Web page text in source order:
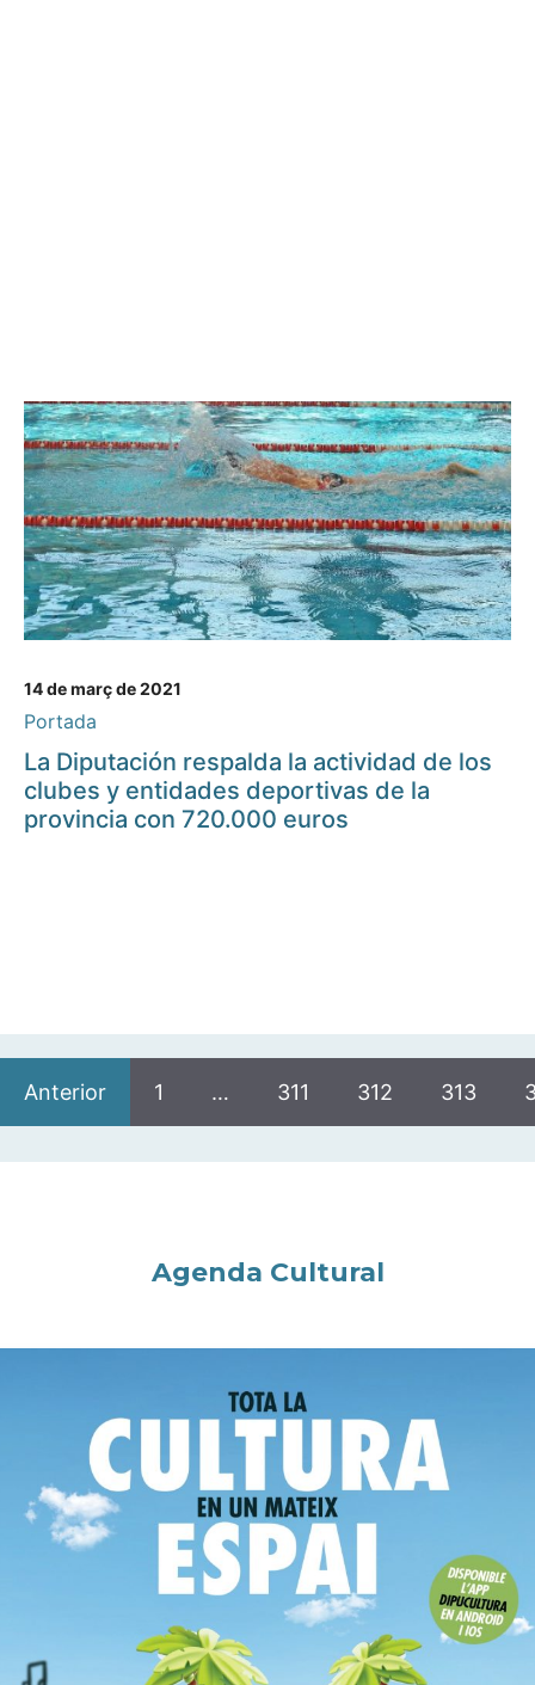
14 de març de 2021
Portada
La Diputación respalda la actividad de los
clubes y entidades deportivas de la
provincia con 720.000 euros
Anterior 1 … 311 312 313
Agenda Cultural